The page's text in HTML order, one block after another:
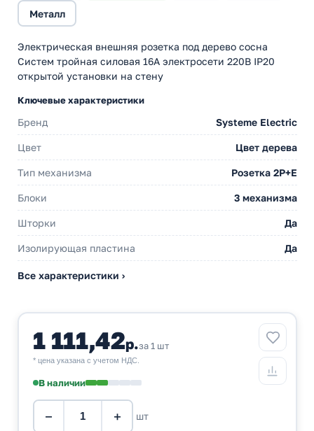
Металл
Электрическая внешняя розетка под дерево сосна
Систем тройная силовая 16А электросети 220В IP20
открытой установки на стену
Ключевые характеристики
Бренд Systeme Electric
Цвет Цвет дерева
Тип механизма Розетка 2Р+Е
Блоки 3 механизма
Шторки Да
Изолирующая пластина Да
Все характеристики ›
1 111,42р.за 1 шт
* цена указана с учетом НДС.
В наличии
− + шт